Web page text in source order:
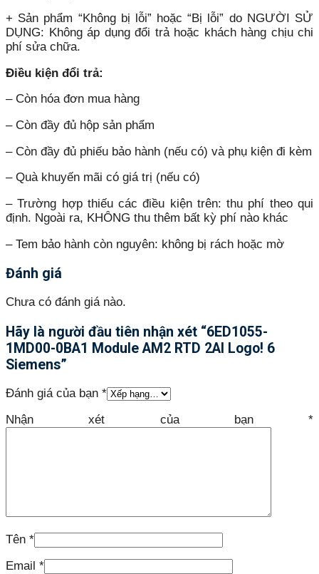
+ Sản phẩm “Không bị lỗi” hoặc “Bị lỗi” do NGƯỜI SỬ
DỤNG: Không áp dụng đổi trả hoặc khách hàng chịu chi
phí sửa chữa.
Điều kiện đổi trả:
– Còn hóa đơn mua hàng
– Còn đầy đủ hộp sản phẩm
– Còn đầy đủ phiếu bảo hành (nếu có) và phụ kiện đi kèm
– Quà khuyến mãi có giá trị (nếu có)
– Trường hợp thiếu các điều kiện trên: thu phí theo qui
định. Ngoài ra, KHÔNG thu thêm bất kỳ phí nào khác
– Tem bảo hành còn nguyên: không bị rách hoặc mờ
Đánh giá
Chưa có đánh giá nào.
Hãy là người đầu tiên nhận xét “6ED1055-
1MD00-0BA1 Module AM2 RTD 2AI Logo! 6
Siemens”
Đánh giá của bạn *
Nhận xét của bạn *
Tên *
Email *